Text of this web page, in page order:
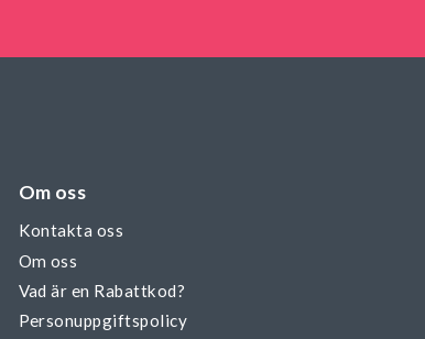
Om oss
Kontakta oss
Om oss
Vad är en Rabattkod?
Personuppgiftspolicy